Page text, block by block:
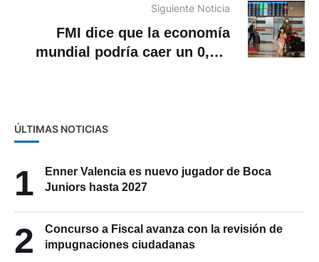
Siguiente Noticia
FMI dice que la economía
mundial podría caer un 0,1 o
ÚLTIMAS NOTICIAS
1
Enner Valencia es nuevo jugador de Boca
Juniors hasta 2027
2
Concurso a Fiscal avanza con la revisión de
impugnaciones ciudadanas